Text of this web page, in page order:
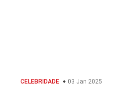
CELEBRIDADE 03 Jan 2025